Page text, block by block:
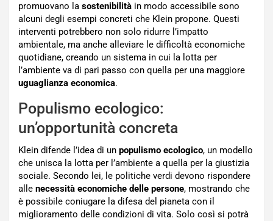
promuovano la sostenibilità in modo accessibile sono
alcuni degli esempi concreti che Klein propone. Questi
interventi potrebbero non solo ridurre l’impatto
ambientale, ma anche alleviare le difficoltà economiche
quotidiane, creando un sistema in cui la lotta per
l’ambiente va di pari passo con quella per una maggiore
uguaglianza economica.
Populismo ecologico:
un’opportunità concreta
Klein difende l’idea di un populismo ecologico, un modello
che unisca la lotta per l’ambiente a quella per la giustizia
sociale. Secondo lei, le politiche verdi devono rispondere
alle necessità economiche delle persone, mostrando che
è possibile coniugare la difesa del pianeta con il
miglioramento delle condizioni di vita. Solo così si potrà